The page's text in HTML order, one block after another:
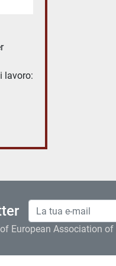
lavoro:
European Association